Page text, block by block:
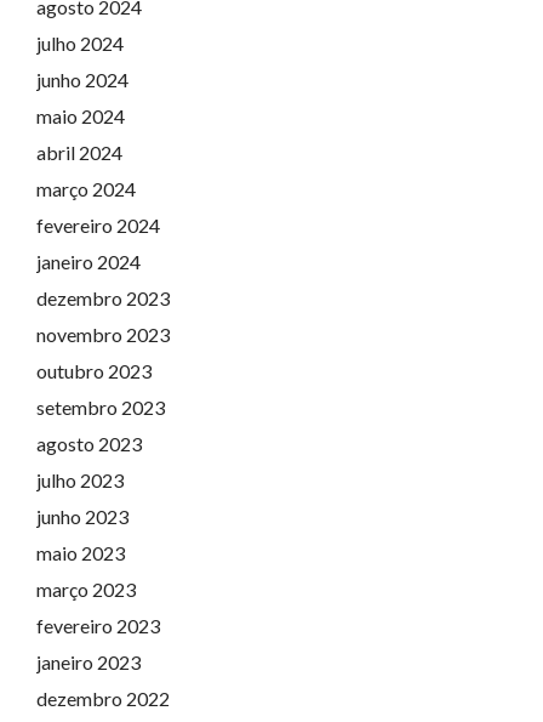
agosto 2024
julho 2024
junho 2024
maio 2024
abril 2024
março 2024
fevereiro 2024
janeiro 2024
dezembro 2023
novembro 2023
outubro 2023
setembro 2023
agosto 2023
julho 2023
junho 2023
maio 2023
março 2023
fevereiro 2023
janeiro 2023
dezembro 2022